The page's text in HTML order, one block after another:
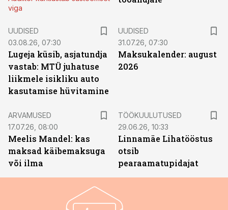
viga
UUDISED
03.08.26, 07:30
Lugeja küsib, asjatundja
vastab: MTÜ juhatuse
liikmele isikliku auto
kasutamise hüvitamine
UUDISED
31.07.26, 07:30
Maksukalender: august
2026
ARVAMUSED
17.07.26, 08:00
Meelis Mandel: kas
maksad käibemaksuga
või ilma
TÖÖKUULUTUSED
29.06.26, 10:33
Linnamäe Lihatööstus
otsib
pearaamatupidajat